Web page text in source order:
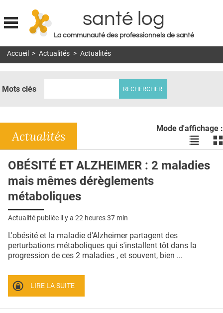
Jump to navigation
santé log
La communauté des professionnels de santé
MON COMPTE
DOSSIERS
RÉSEAUX
E-REVUE SAD
L'APP
PUBLICITÉ
CONTACT
Accueil > Actualités > Actualités
Mots clés
Mode d'affichage :
Voir
les
en
les
Actualités
OBÉSITÉ ET ALZHEIMER : 2 maladies
mais mêmes dérèglements
métaboliques
Actualité publiée il y a 22 heures 37 min
L'obésité et la maladie d'Alzheimer partagent des
perturbations métaboliques qui s'installent tôt dans la
progression de ces 2 maladies , et souvent, bien ...
LIRE LA SUITE